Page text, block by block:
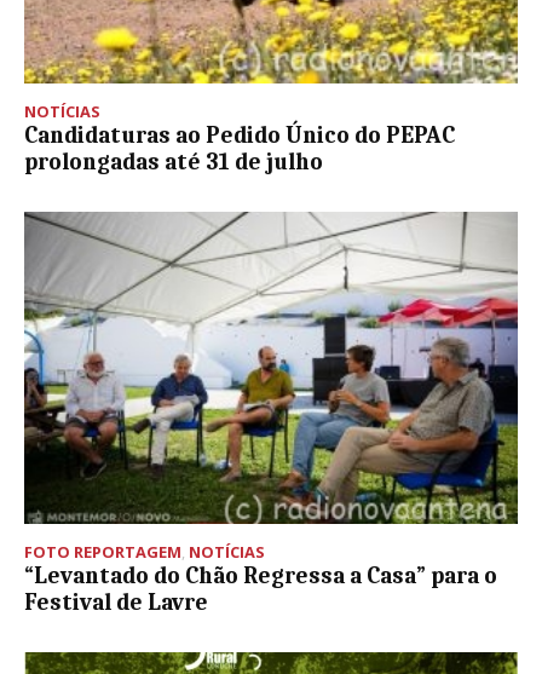
NOTÍCIAS
Candidaturas ao Pedido Único do PEPAC
prolongadas até 31 de julho
FOTO REPORTAGEM NOTÍCIAS
“Levantado do Chão Regressa a Casa” para o
Festival de Lavre